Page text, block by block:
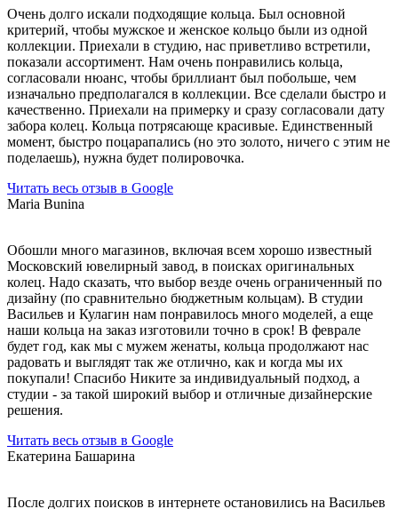
Очень долго искали подходящие кольца. Был основной
критерий, чтобы мужское и женское кольцо были из одной
коллекции. Приехали в студию, нас приветливо встретили,
показали ассортимент. Нам очень понравились кольца,
согласовали нюанс, чтобы бриллиант был побольше, чем
изначально предполагался в коллекции. Все сделали быстро и
качественно. Приехали на примерку и сразу согласовали дату
забора колец. Кольца потрясающе красивые. Единственный
момент, быстро поцарапались (но это золото, ничего с этим не
поделаешь), нужна будет полировочка.
Читать весь отзыв в Google
Maria Bunina
Обошли много магазинов, включая всем хорошо известный
Московский ювелирный завод, в поисках оригинальных
колец. Надо сказать, что выбор везде очень ограниченный по
дизайну (по сравнительно бюджетным кольцам). В студии
Васильев и Кулагин нам понравилось много моделей, а еще
наши кольца на заказ изготовили точно в срок! В феврале
будет год, как мы с мужем женаты, кольца продолжают нас
радовать и выглядят так же отлично, как и когда мы их
покупали! Спасибо Никите за индивидуальный подход, а
студии - за такой широкий выбор и отличные дизайнерские
решения.
Читать весь отзыв в Google
Екатерина Башарина
После долгих поисков в интернете остановились на Васильев